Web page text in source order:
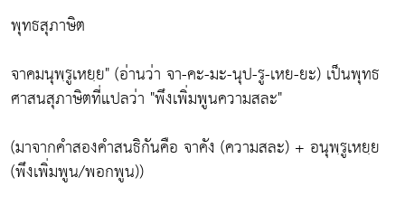
พุทธสุภาษิต
จาคมนุพฺรูเหยฺย" (อ่านว่า จา-คะ-มะ-นุป-รู-เหย-ยะ) เป็นพุทธ
ศาสนสุภาษิตที่แปลว่า "พึงเพิ่มพูนความสละ"
(มาจากคำสองคำสนธิกันคือ จาคัง (ความสละ) + อนุพฺรูเหยฺย
(พึงเพิ่มพูน/พอกพูน))